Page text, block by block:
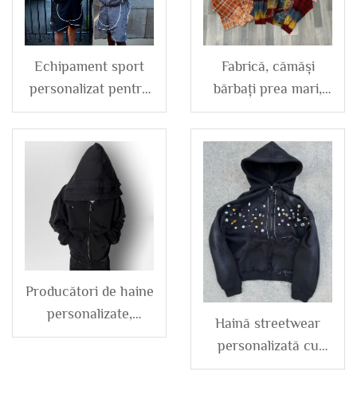
Echipament sport
personalizat pentru
bărbați, impermeabil,
cu reflexe, cu
fermoar, din
poliester și nailon,
trusa de trening cu
jachetă și șort
Fabrică, cămăși
bărbați prea mari,
dimensiuni mari, tip
flanelă din bumbac,
caro vintage, spălare
acid, cu strass și
nasturi, cu mânecă
lungă
Producători de haine
personalizate,
hanorace dublu
Haină streetwear
personalizată cu
broderie,